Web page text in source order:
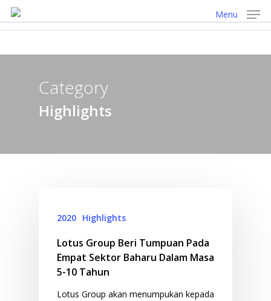
Skip
to
content
Menu
Category
Highlights
2020 Highlights
Lotus Group Beri Tumpuan Pada
Empat Sektor Baharu Dalam Masa
5-10 Tahun
Lotus Group akan menumpukan kepada